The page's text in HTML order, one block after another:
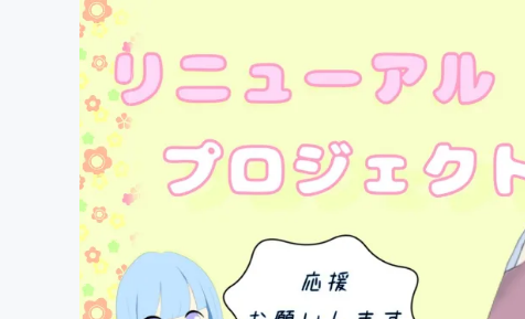
ビジネス・起業
まちづくり・地域活性化